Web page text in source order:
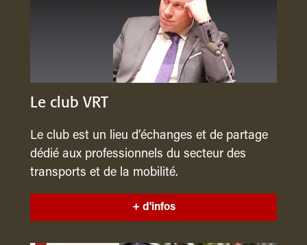
Le club VRT
Le club est un lieu d’échanges et de partage
dédié aux professionnels du secteur des
transports et de la mobilité.
+ d'infos